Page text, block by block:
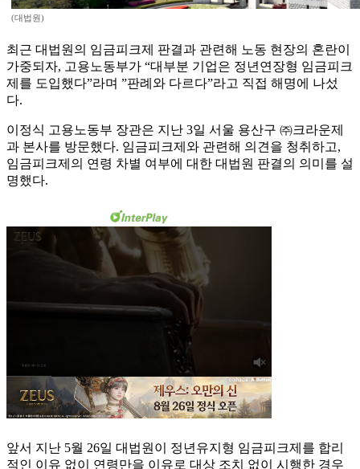
(대법원)
최근 대법원의 임금피크제 판결과 관련해 노동 현장의 혼란이
가중되자, 고용노동부가 “대부분 기업은 정년연장형 임금피크
제를 도입했다”라며 ”판례와 다르다”라고 직접 해명에 나섰
다.
이정식 고용노동부 장관은 지난 3일 서울 용산구 ㈜크라운제
과 본사를 방문했다. 임금피크제와 관련해 의견을 청취하고,
임금피크제의 연령 차별 여부에 대한 대법원 판결의 의미를 설
명했다.
앞서 지난 5월 26일 대법원이 정년유지형 임금피크제를 합리
적인 이유 없이 연령만을 이유로 대상 조치 없이 시행한 경우